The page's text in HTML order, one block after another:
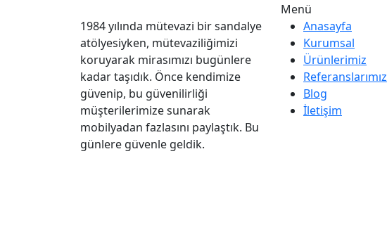
1984 yılında mütevazi bir sandalye
atölyesiyken, mütevaziliğimizi
koruyarak mirasımızı bugünlere
kadar taşıdık. Önce kendimize
güvenip, bu güvenilirliği
müşterilerimize sunarak
mobilyadan fazlasını paylaştık. Bu
günlere güvenle geldik.
Menü
Anasayfa
Kurumsal
Ürünlerimiz
Referanslarımız
Blog
İletişim